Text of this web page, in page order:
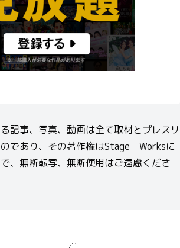
記事、写真、動画は全て取材とプレスリ
であり、その著作権はStage Worksに
、無断転写、無断使用はご遠慮くださ